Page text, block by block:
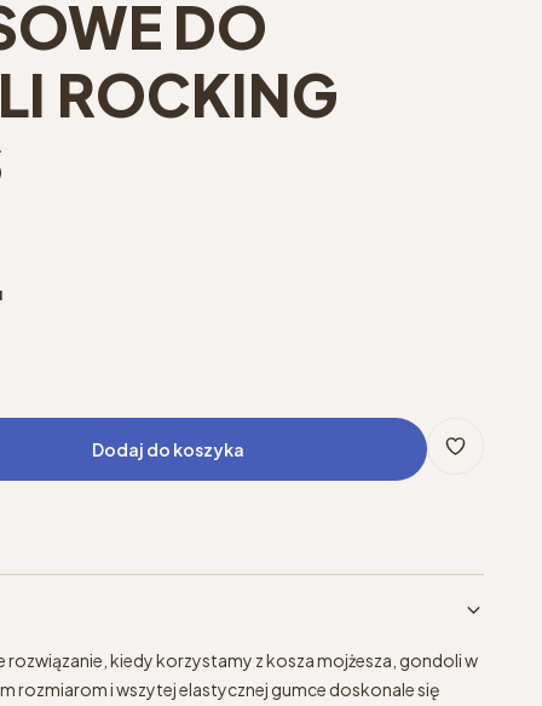
DO
ROCKING
Dodaj do koszyka
rozwiązanie, kiedy korzystamy z kosza mojżesza, gondoli w
rozmiarom i wszytej elastycznej gumce doskonale się